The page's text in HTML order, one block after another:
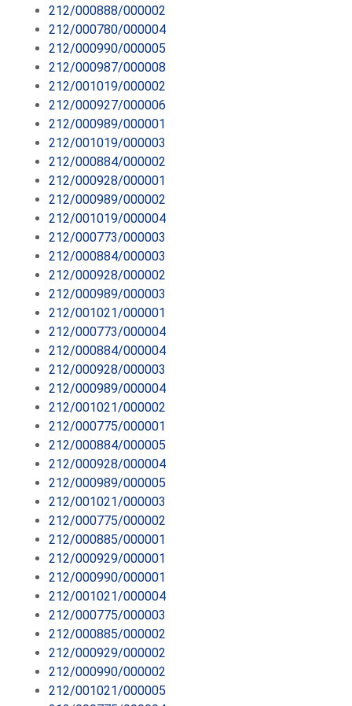
212/000888/000002
212/000780/000004
212/000990/000005
212/000987/000008
212/001019/000002
212/000927/000006
212/000989/000001
212/001019/000003
212/000884/000002
212/000928/000001
212/000989/000002
212/001019/000004
212/000773/000003
212/000884/000003
212/000928/000002
212/000989/000003
212/001021/000001
212/000773/000004
212/000884/000004
212/000928/000003
212/000989/000004
212/001021/000002
212/000775/000001
212/000884/000005
212/000928/000004
212/000989/000005
212/001021/000003
212/000775/000002
212/000885/000001
212/000929/000001
212/000990/000001
212/001021/000004
212/000775/000003
212/000885/000002
212/000929/000002
212/000990/000002
212/001021/000005